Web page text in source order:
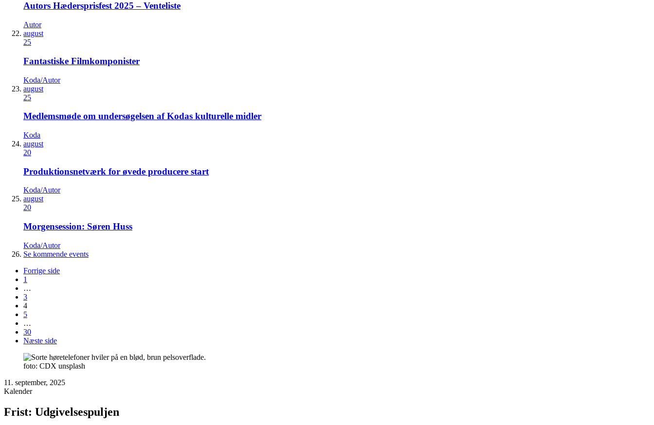
Autors Hædersprisfest 2025 – Venteliste
Autor
august
25
Fantastiske Filmkomponister
Koda/Autor
august
25
Medlemsmøde om undersøgelsen af Kodas kulturelle midler
Koda
august
20
Produktionsnetværk for øvede producere start
Koda/Autor
august
20
Morgensession: Søren Huss
Koda/Autor
Se kommende events
Forrige side
1
…
3
4
5
…
30
Næste side
foto: CDX unsplash
11. september, 2025
Kalender
Frist: Udgivelsespuljen